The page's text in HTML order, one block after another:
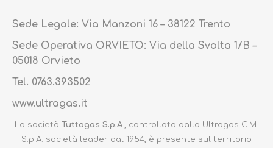
Sede Legale: Via Manzoni 16 – 38122 Trento
Sede Operativa ORVIETO: Via della Svolta 1/B –
05018 Orvieto
Tel. 0763.393502
www.ultragas.it
La società Tuttogas S.p.A ., controllata dalla Ultragas C.M.
S.p.A. società leader dal 1954, è presente sul territorio